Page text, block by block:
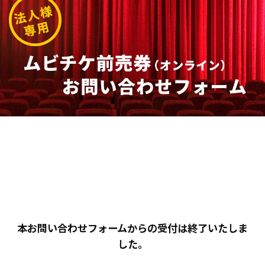
本お問い合わせフォームからの受付は終了いたしま
した。